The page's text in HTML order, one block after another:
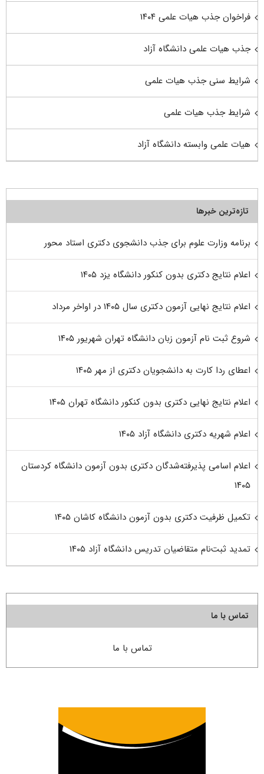
فراخوان جذب هیات علمی ۱۴۰۴
جذب هیات علمی دانشگاه آزاد
شرایط سنی جذب هیات علمی
شرایط جذب هیات علمی
هیات علمی وابسته دانشگاه آزاد
تازه‌ترین خبرها
برنامه وزارت علوم برای جذب دانشجوی دکتری استاد محور
اعلام نتایج دکتری بدون کنکور دانشگاه یزد ۱۴۰۵
اعلام نتایج نهایی آزمون دکتری سال ۱۴۰۵ در اواخر مرداد
شروع ثبت نام آزمون زبان دانشگاه تهران شهریور ۱۴۰۵
اعطای ردا کارت به دانشجویان دکتری از مهر ۱۴۰۵
اعلام نتایج نهایی دکتری بدون کنکور دانشگاه تهران ۱۴۰۵
اعلام شهریه دکتری دانشگاه آزاد ۱۴۰۵
اعلام اسامی پذیرفته‌شدگان دکتری بدون آزمون دانشگاه کردستان
۱۴۰۵
تکمیل ظرفیت دکتری بدون آزمون دانشگاه کاشان ۱۴۰۵
تمدید ثبت‌نام متقاضیان تدریس دانشگاه آزاد ۱۴۰۵
تماس با ما
تماس با ما